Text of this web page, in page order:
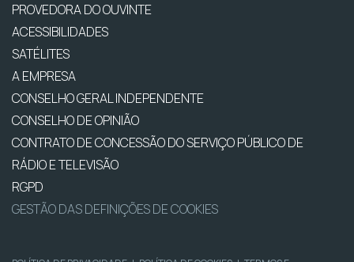
PROVEDORA DO OUVINTE
ACESSIBILIDADES
SATÉLITES
A EMPRESA
CONSELHO GERAL INDEPENDENTE
CONSELHO DE OPINIÃO
CONTRATO DE CONCESSÃO DO SERVIÇO PÚBLICO DE
RÁDIO E TELEVISÃO
RGPD
GESTÃO DAS DEFINIÇÕES DE COOKIES